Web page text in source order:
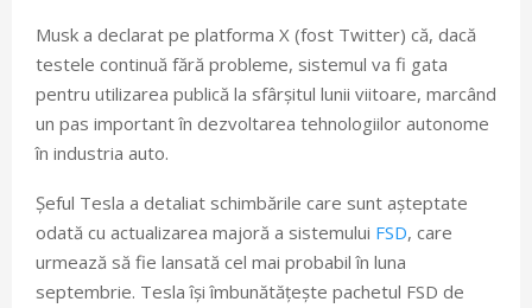
Musk a declarat pe platforma X (fost Twitter) că, dacă
testele continuă fără probleme, sistemul va fi gata
pentru utilizarea publică la sfârșitul lunii viitoare, marcând
un pas important în dezvoltarea tehnologiilor autonome
în industria auto.
Șeful Tesla a detaliat schimbările care sunt așteptate
odată cu actualizarea majoră a sistemului FSD, care
urmează să fie lansată cel mai probabil în luna
septembrie. Tesla își îmbunătățește pachetul FSD de